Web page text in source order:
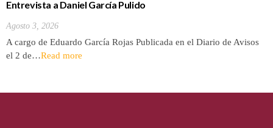
Entrevista a Daniel García Pulido
Agosto 3, 2026
A cargo de Eduardo García Rojas Publicada en el Diario de Avisos
el 2 de…Read more